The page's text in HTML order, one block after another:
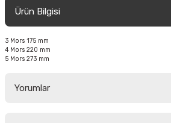
Ürün Bilgisi
3 Mors 175 mm
4 Mors 220 mm
5 Mors 273 mm
Yorumlar